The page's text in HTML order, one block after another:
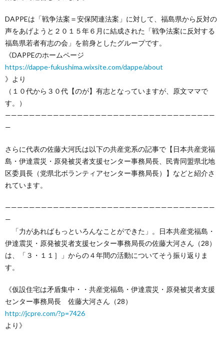
DAPPEは「戦争法案＝安保関連法案」に対して、福島県から反対の
声をあげようと２０１５年６月に結成された「戦争法案に反対する
福島県若者有志の会」を前身としたグループです。
《DAPPEのホームページ
https://dappe-fukushima.wixsite.com/dappe/about
》より
（１０代から３０代【のが】有志となっていますが、原文ママで
す。）
———————————————————————————————————
—
さらに代表の佐藤大河氏は以下の共産党系の記事で【日本共産党福
島・伊達震災・原発被災者支援センター事務局長、民青同盟県北地
区委員長（党県北ボランティアセンター事務局長）】などと紹介さ
れています。
———————————————————————————————————
—
「力があればもっといろんなことができた」。日本共産党福島・
伊達震災・原発被災者支援センター事務局長の佐藤大河さん（28）
は、「３・１１］」からの４年間の活動についてそう振り返りま
す。
《仮設住宅は矛盾集中・・共産党福島・伊達震災・原発被災者支援
センター事務局長 佐藤大河さん（28）
http://jcpre.com/?p=7426
より》